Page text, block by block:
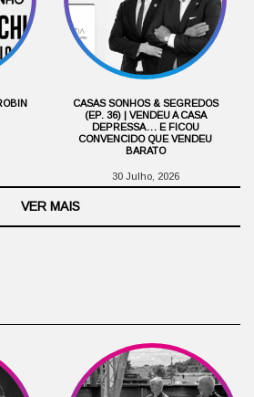
CASAS SONHOS & SEGREDOS
(EP. 36) | VENDEU A CASA
DEPRESSA… E FICOU
CONVENCIDO QUE VENDEU
BARATO
30 Julho, 2026
VER MAIS